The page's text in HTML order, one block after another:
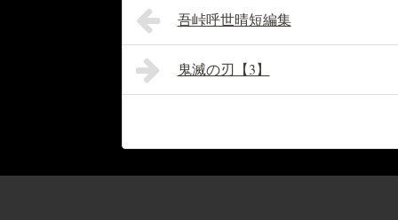
吾峠呼世晴短編集
鬼滅の刃【3】